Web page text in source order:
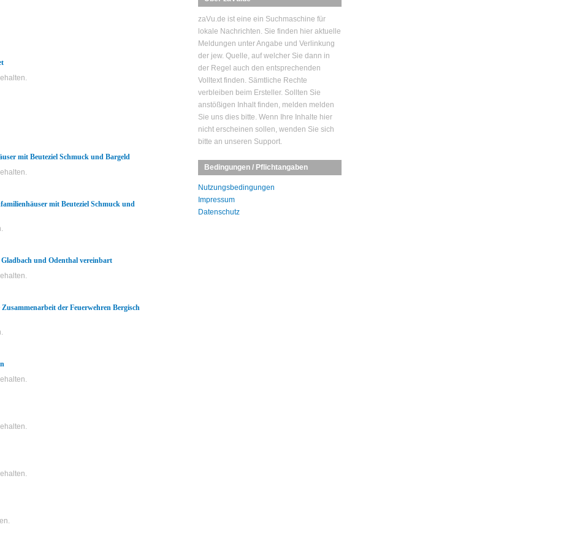
mit Beuteziel Schmuck und Bargeld
mit Beuteziel Schmuck und
und Odenthal vereinbart
der Feuerwehren Bergisch
zaVu.de ist eine ein Suchmaschine für
lokale Nachrichten. Sie finden hier aktuelle
Meldungen unter Angabe und Verlinkung
der jew. Quelle, auf welcher Sie dann in
der Regel auch den entsprechenden
Volltext finden. Sämtliche Rechte
verbleiben beim Ersteller. Sollten Sie
anstößigen Inhalt finden, melden melden
Sie uns dies bitte. Wenn Ihre Inhalte hier
nicht erscheinen sollen, wenden Sie sich
bitte an unseren Support.
Bedingungen / Pflichtangaben
Nutzungsbedingungen
Impressum
Datenschutz